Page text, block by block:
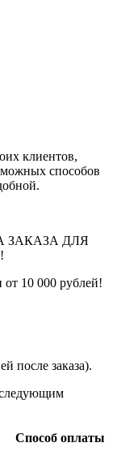
клиентов,
способов
ДЛЯ
10 000 рублей!
после заказа).
следующим
Способ оплаты